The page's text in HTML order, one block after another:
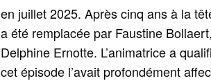
en juillet 2025. Après cinq ans à la
a été remplacée par Faustine
Delphine Ernotte. L’animatrice a
cet épisode l’avait profondément